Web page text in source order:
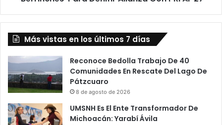
'27
Más vistas en los últimos 7 días
Reconoce Bedolla Trabajo De 40
Comunidades En Rescate Del Lago De
Pátzcuaro
8 de agosto de 2026
UMSNH Es El Ente Transformador De
Michoacán: Yarabí Ávila